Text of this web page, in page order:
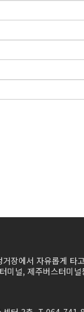
장에서 자유롭게
미널, 제주버스터미